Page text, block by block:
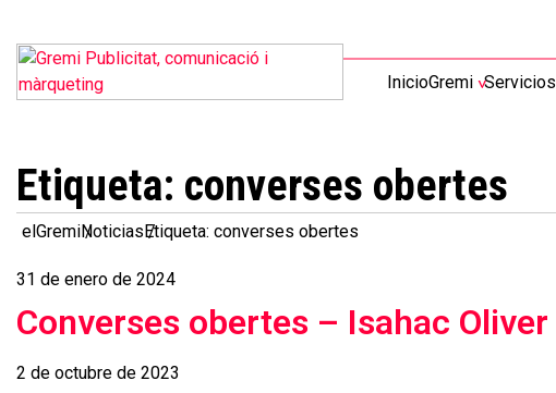
InicioGremi Servicios
Etiqueta: converses obertes
elGremiNoticiasEtiqueta: converses obertes
31 de enero de 2024
Converses obertes – Isahac Oliver
2 de octubre de 2023